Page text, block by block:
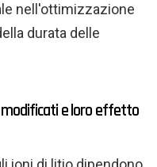
nell'ottimizzazione
durata delle
modificati e loro effetto